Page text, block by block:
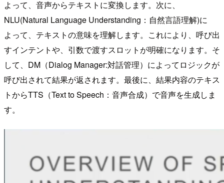
よって、音声からテキストに変換します。次に、
NLU(Natural Language Understanding：自然言語理解)に
よって、テキストの意味を理解します。これにより、呼び出
すインテントや、引数で渡すスロットが明確になります。そ
して、DM（Dialog Manager:対話管理）によってロジックが
呼び出されて結果が返されます。最後に、結果内容のテキス
トからTTS（Text to Speech：音声合成）で音声を生成しま
す。